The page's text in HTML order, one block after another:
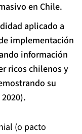
en Chile.
aplicado a
implementación
información
ricos chilenos y
su
(o pacto